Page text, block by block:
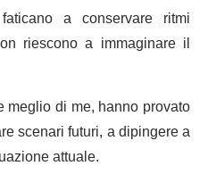
a conservare ritmi
riescono a immaginare il
di me, hanno provato
scenari futuri, a dipingere a
attuale.